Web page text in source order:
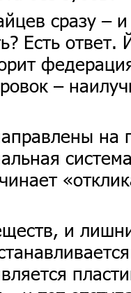
сразу –
Есть
–
на
и